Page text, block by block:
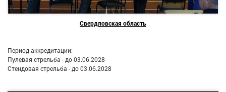
Свердловская область
Период аккредитации:
Пулевая стрельба - до 03.06.2028
Стендовая стрельба - до 03.06.2028